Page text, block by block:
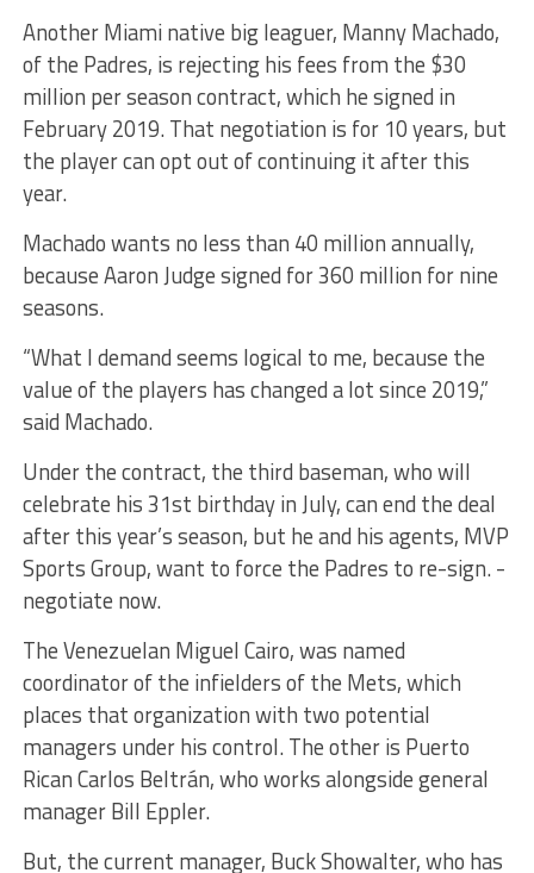
Another Miami native big leaguer, Manny Machado,
of the Padres, is rejecting his fees from the $30
million per season contract, which he signed in
February 2019. That negotiation is for 10 years, but
the player can opt out of continuing it after this
year.
Machado wants no less than 40 million annually,
because Aaron Judge signed for 360 million for nine
seasons.
“What I demand seems logical to me, because the
value of the players has changed a lot since 2019,”
said Machado.
Under the contract, the third baseman, who will
celebrate his 31st birthday in July, can end the deal
after this year’s season, but he and his agents, MVP
Sports Group, want to force the Padres to re-sign. -
negotiate now.
The Venezuelan Miguel Cairo, was named
coordinator of the infielders of the Mets, which
places that organization with two potential
managers under his control. The other is Puerto
Rican Carlos Beltrán, who works alongside general
manager Bill Eppler.
But, the current manager, Buck Showalter, who has